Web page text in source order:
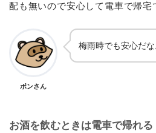
配も無いので安心して電車で帰宅
ポンさん
梅雨時でも安心だな
お酒を飲むときは電車で帰れる